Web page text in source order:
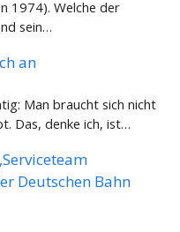
1974). Welche der
sein…
an
Man braucht sich nicht
Das, denke ich, ist…
Deutschen Bahn